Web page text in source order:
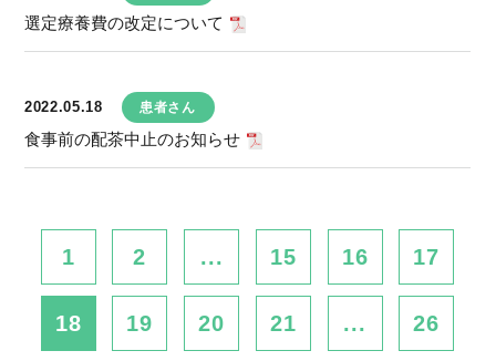
選定療養費の改定について
2022.05.18 患者さん
食事前の配茶中止のお知らせ
1 2 ... 15 16 17
18 19 20 21 ... 26